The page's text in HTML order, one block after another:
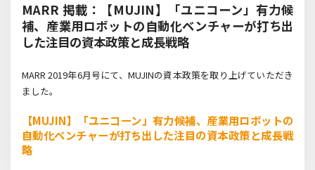
MARR 掲載：【MUJIN】「ユニコーン」有力候
補、産業用ロボットの自動化ベンチャーが打ち出
した注目の資本政策と成長戦略
MARR 2019年6月号にて、MUJINの資本政策を取り上げていただき
ました。
【MUJIN】「ユニコーン」有力候補、産業用ロボットの
自動化ベンチャーが打ち出した注目の資本政策と成長戦
略